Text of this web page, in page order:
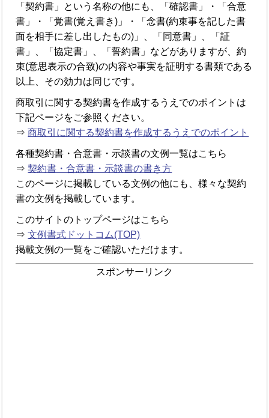
「契約書」という名称の他にも、「確認書」・「合意
書」・「覚書(覚え書き)」・「念書(約束事を記した書
面を相手に差し出したもの)」、「同意書」、「証
書」、「協定書」、「誓約書」などがありますが、約
束(意思表示の合致)の内容や事実を証明する書類である
以上、その効力は同じです。
商取引に関する契約書を作成するうえでのポイントは
下記ページをご参照ください。
⇒商取引に関する契約書を作成するうえでのポイント
各種契約書・合意書・示談書の文例一覧はこちら
⇒契約書・合意書・示談書の書き方
このページに掲載している文例の他にも、様々な契約
書の文例を掲載しています。
このサイトのトップページはこちら
⇒文例書式ドットコム(TOP)
掲載文例の一覧をご確認いただけます。
スポンサーリンク